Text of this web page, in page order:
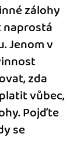
zálohy
naprostá
Jenom v
zda
vůbec,
Pojďte
se